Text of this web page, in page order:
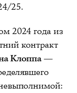
25.
2024 года из
контракт
Клоппа—